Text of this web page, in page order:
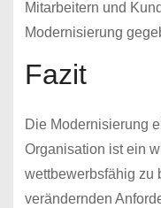
Mitarbeitern und
Modernisierung
Fazit
Die Modernisierung
Organisation ist ein
wettbewerbsfähig zu
verändernden